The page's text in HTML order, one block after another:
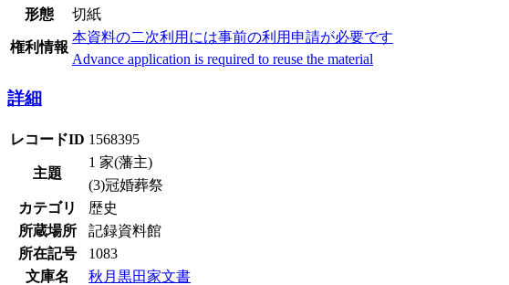
形態
切紙
権利情報
本資料の二次利用には事前の利用申請が必要です
Advance application is required to reuse the material
詳細
レコードID 1568395
主題
1 家(藩主)
(3)冠婚葬祭
カテゴリ
歴史
所蔵場所
記録資料館
所在記号
1083
文庫名
秋月黒田家文書